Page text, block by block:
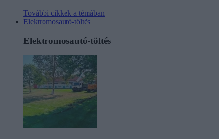
További cikkek a témában
Elektromosautó-töltés
Elektromosautó-töltés